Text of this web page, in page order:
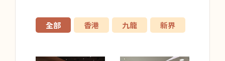
全部 香港 九龍 新界